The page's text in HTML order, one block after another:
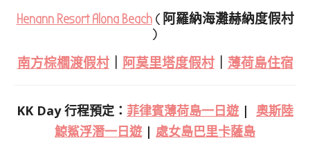
Henann Resort Alona Beach( 阿羅納海灘赫納度假村
)
南方棕櫚渡假村｜ 阿莫里塔度假村｜ 薄荷島住宿
KK Day 行程預定： 菲律賓薄荷島一日遊|
奧斯陸
鯨鯊浮潛一日遊| 處女島巴里卡薩島